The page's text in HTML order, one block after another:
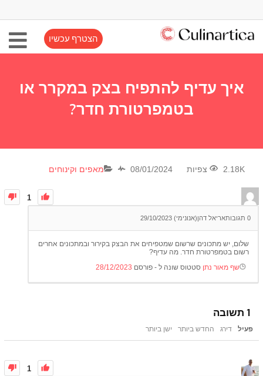
הצטרף עכשיו
איך עדיף להתפיח בצק במקרר או
בטמפרטורת חדר?
2.18K צפיות 08/01/2024 מאפים וקינוחים
1
אריאל דהן(אנונימי) 29/10/2023 0 תגובות
שלום, יש מתכונים שרשום שמטפיחים את הבצק בקירור ובמתכונים אחרים
רשום בטמפרטורת חדר. מה עדיף?
שף מאור נתן סטטוס שונה ל - פורסם 28/12/2023
1 תשובה
פעיל דירג החדש ביותר ישן ביותר
1